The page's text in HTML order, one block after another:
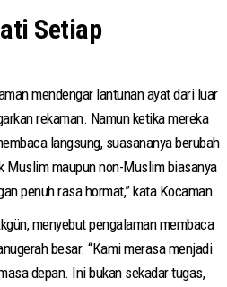
Setiap
mendengar lantunan ayat dari luar
rekaman. Namun ketika mereka
langsung, suasananya berubah
Muslim maupun non-Muslim biasanya
penuh rasa hormat,” kata Kocaman.
menyebut pengalaman membaca
besar. “Kami merasa menjadi
depan. Ini bukan sekadar tugas,